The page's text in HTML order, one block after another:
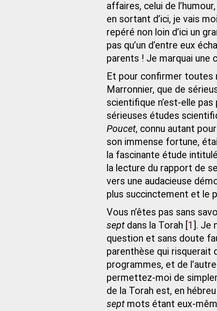
affaires, celui de
en sortant d’ici, je vais
repéré non loin d’ici un
pas qu’un d’entre eux
parents ! Je marquai une
Et pour confirmer toutes
Marronnier, que de
scientifique n’est‑elle
sérieuses études
Poucet, connu autant
son immense fortune,
la fascinante étude
la lecture du rapport de
vers une audacieuse
plus succinctement et le
Vous n’êtes pas sans
septdans la Torah 1 . Je
question et sans doute
parenthèse qui risquerait
programmes, et de
permettez‑moi de
de la Torah est, en
septmots étant